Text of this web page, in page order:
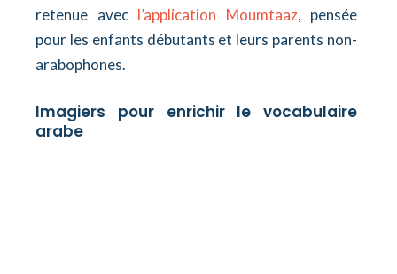
retenue avec l’application Moumtaaz, pensée
pour les enfants débutants et leurs parents non-
arabophones.
Imagiers pour enrichir le vocabulaire
arabe